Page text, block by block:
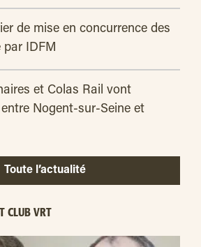
de mise en concurrence des
par IDFM
et Colas Rail vont
Nogent-sur-Seine et
Toute l’actualité
CLUB VRT